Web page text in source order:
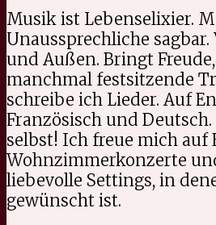
Musik ist Lebenselixier.
Unaussprechliche
und Außen. Bringt
manchmal festsitzende
schreibe ich Lieder. Auf
Französisch und
selbst! Ich freue mich auf
Wohnzimmerkonzerte
liebevolle Settings, in
gewünscht ist.